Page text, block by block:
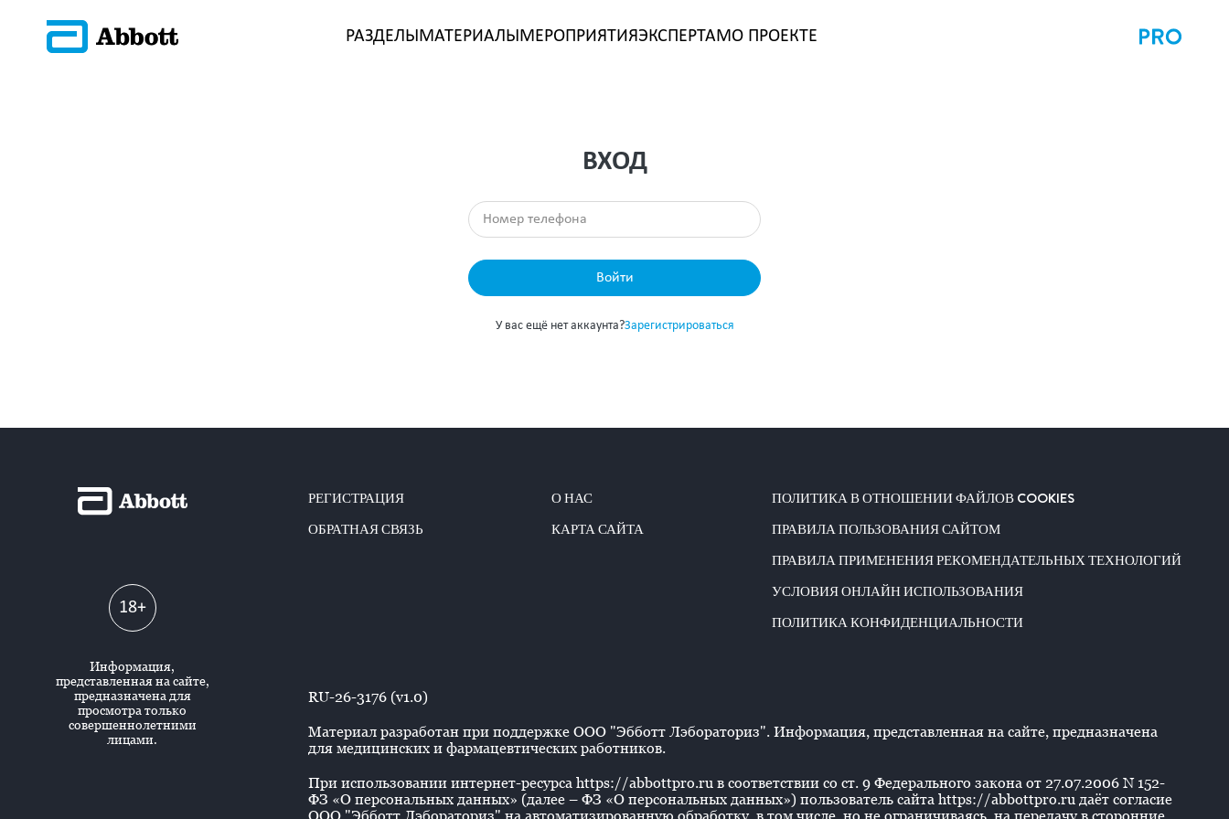
РАЗДЕЛЫ МАТЕРИАЛЫ МЕРОПРИЯТИЯЭКСПЕРТАМО ПРОЕКТЕ
ВХОД
Войти
У вас ещё нет аккаунта?Зарегистрироваться
18+
Информация,
представленная на сайте,
предназначена для
просмотра только
совершеннолетними
лицами.
РЕГИСТРАЦИЯ
ОБРАТНАЯ СВЯЗЬ
О НАС
КАРТА САЙТА
ПОЛИТИКА В ОТНОШЕНИИ ФАЙЛОВ COOKIES
ПРАВИЛА ПОЛЬЗОВАНИЯ САЙТОМ
ПРАВИЛА ПРИМЕНЕНИЯ РЕКОМЕНДАТЕЛЬНЫХ ТЕХНОЛОГИЙ
УСЛОВИЯ ОНЛАЙН ИСПОЛЬЗОВАНИЯ
ПОЛИТИКА КОНФИДЕНЦИАЛЬНОСТИ
RU-26-3176 (v1.0)
Материал разработан при поддержке ООО "Эбботт Лэбораториз". Информация, представленная на сайте, предназначена
для медицинских и фармацевтических работников.
При использовании интернет-ресурса https://abbottpro.ru в соответствии со ст. 9 Федерального закона от 27.07.2006 N 152-
ФЗ «О персональных данных» (далее – ФЗ «О персональных данных») пользователь сайта https://abbottpro.ru даёт согласие
ООО "Эбботт Лэбораториз" на автоматизированную обработку, в том числе, но не ограничиваясь, на передачу в сторонние